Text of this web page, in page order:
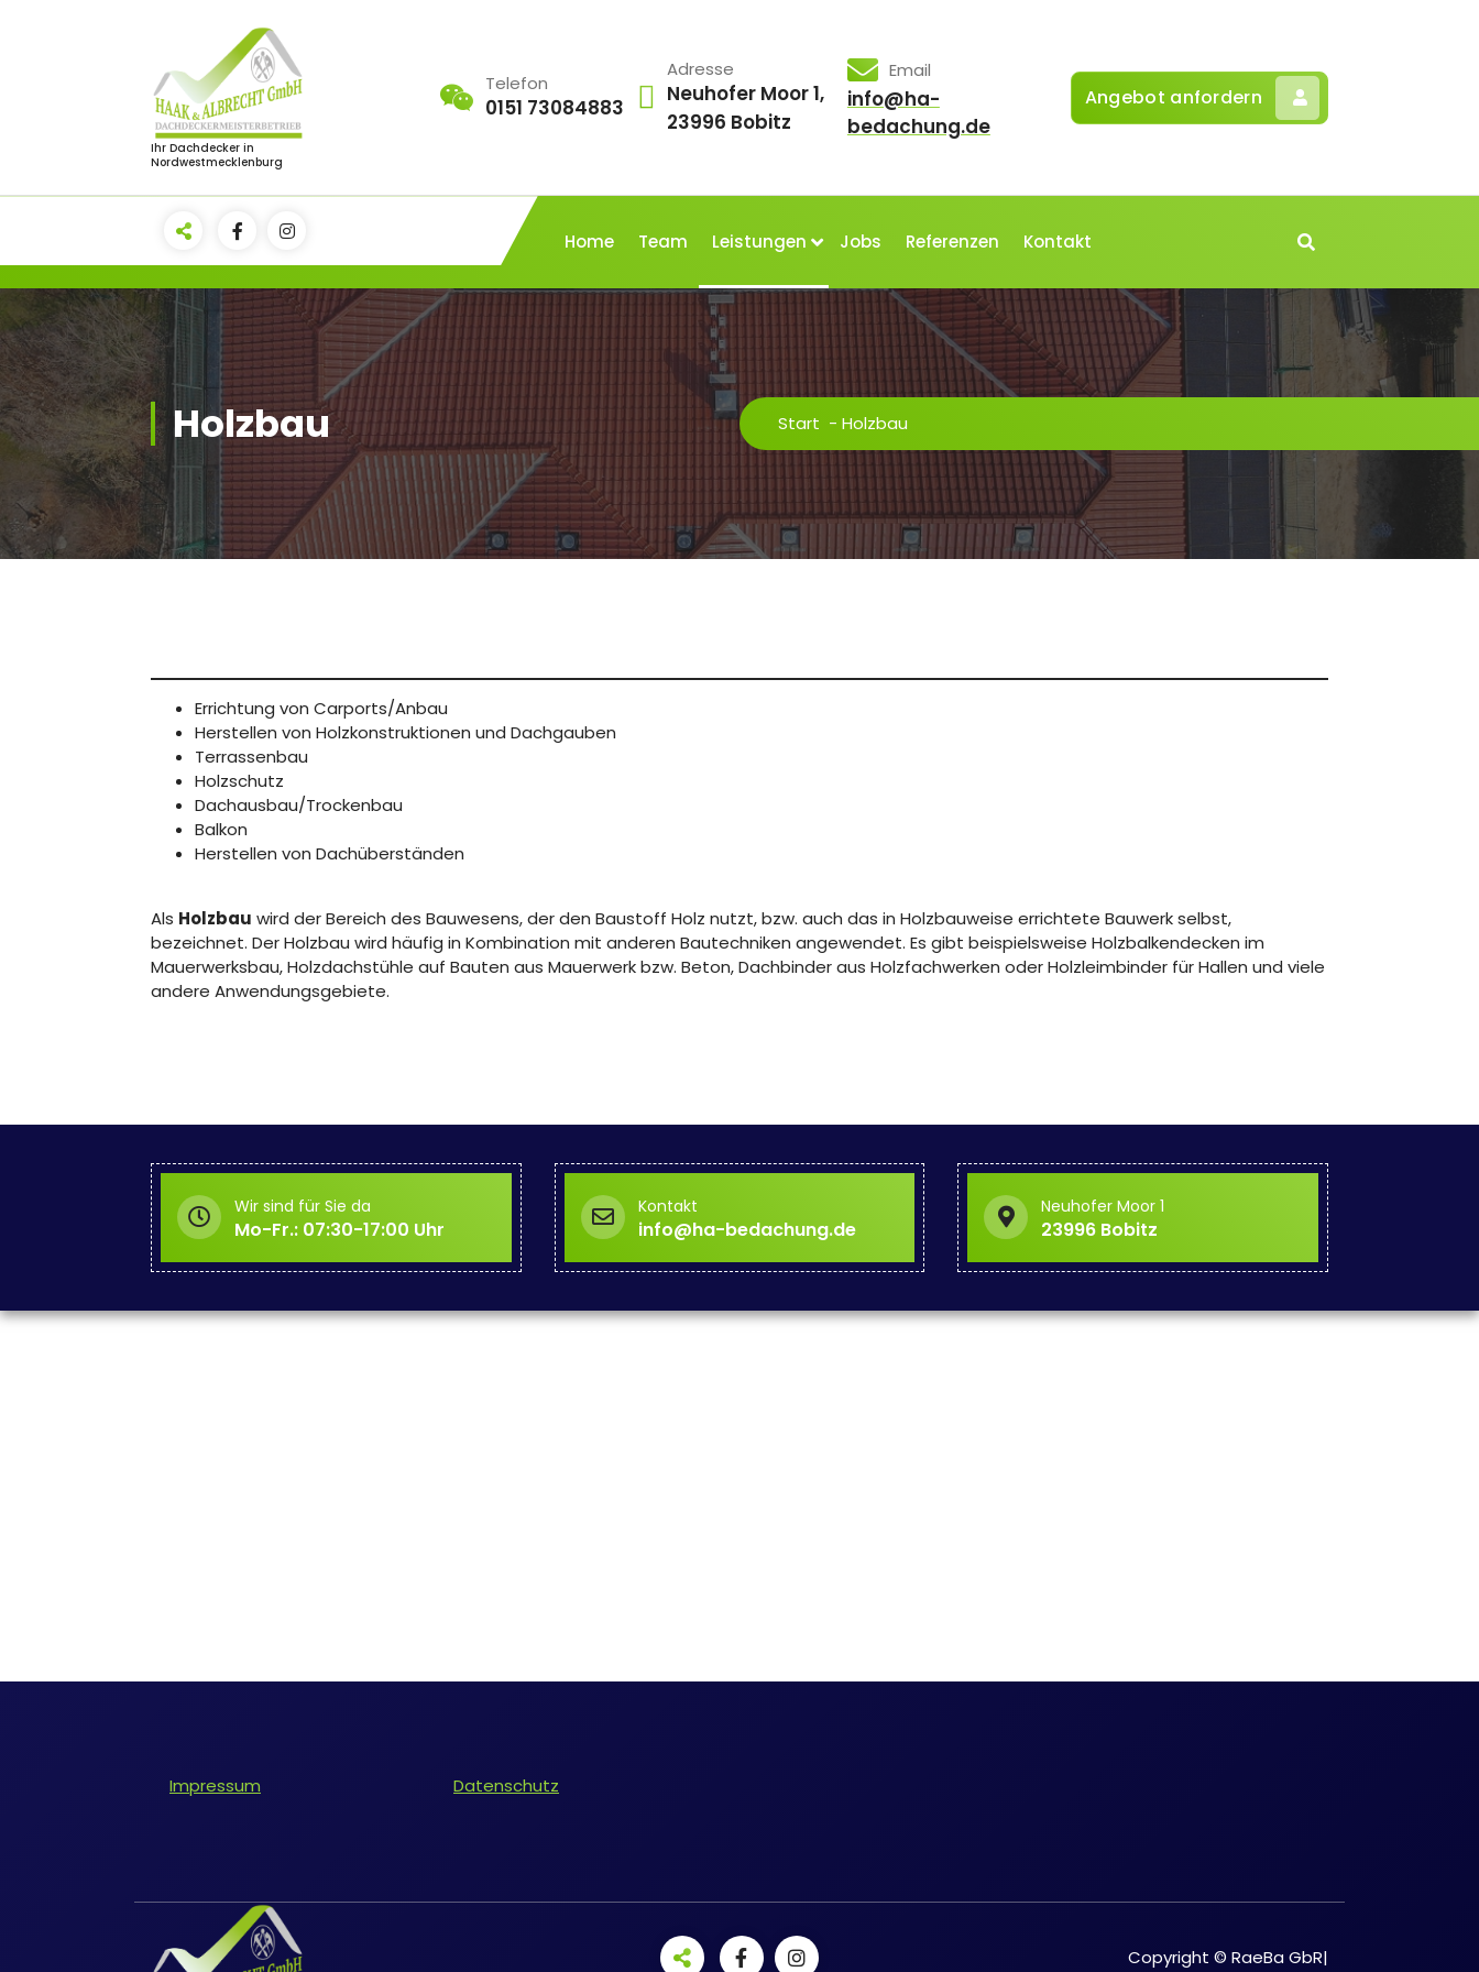
Ihr Dachdecker in
Nordwestmecklenburg
Telefon
0151 73084883
Adresse
Neuhofer Moor 1,
23996 Bobitz
Email
info@ha-
bedachung.de
Angebot anfordern
Home Team Leistungen Jobs Referenzen Kontakt
Holzbau Start - Holzbau
Errichtung von Carports/Anbau
Herstellen von Holzkonstruktionen und Dachgauben
Terrassenbau
Holzschutz
Dachausbau/Trockenbau
Balkon
Herstellen von Dachüberständen
Als Holzbau wird der Bereich des Bauwesens, der den Baustoff Holz nutzt, bzw. auch das in Holzbauweise errichtete Bauwerk selbst,
bezeichnet. Der Holzbau wird häufig in Kombination mit anderen Bautechniken angewendet. Es gibt beispielsweise Holzbalkendecken im
Mauerwerksbau, Holzdachstühle auf Bauten aus Mauerwerk bzw. Beton, Dachbinder aus Holzfachwerken oder Holzleimbinder für Hallen und viele
andere Anwendungsgebiete.
Wir sind für Sie da
Mo-Fr.: 07:30-17:00 Uhr
Kontakt
info@ha-bedachung.de
Neuhofer Moor 1
23996 Bobitz
Impressum Datenschutz
Copyright © RaeBa GbR|